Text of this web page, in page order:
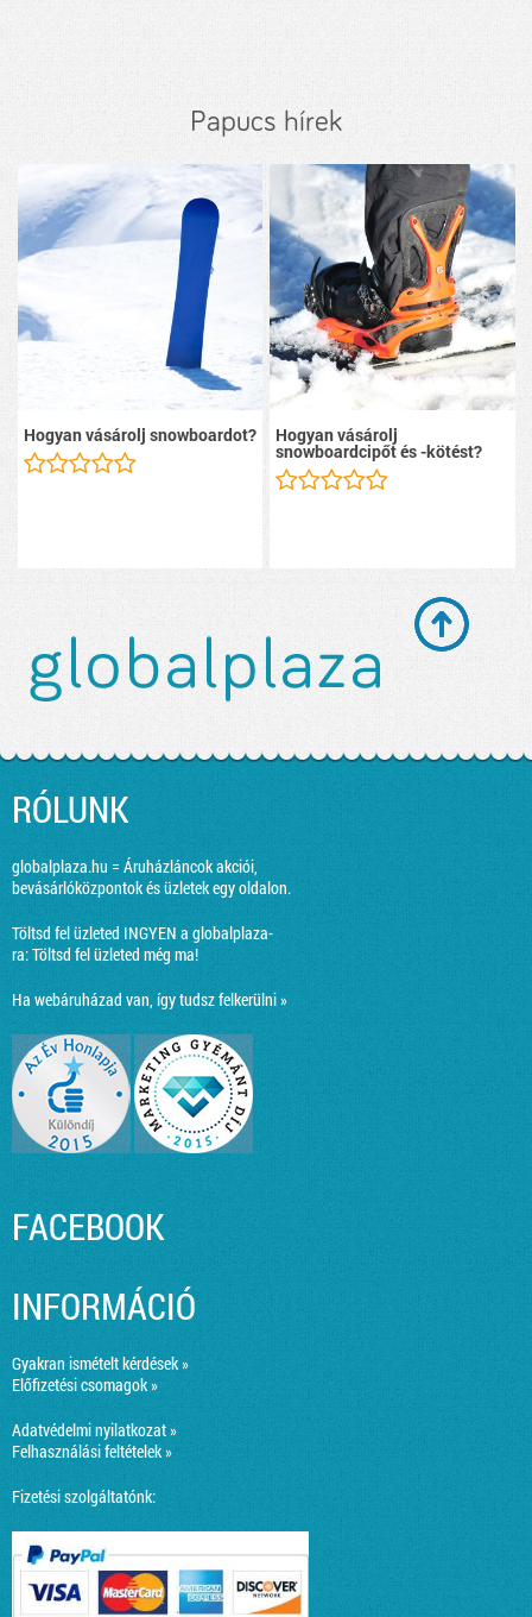
Papucs hírek
Hogyan vásárolj snowboardot? Hogyan vásárolj
snowboardcipőt és -kötést?
RÓLUNK
globalplaza.hu = Áruházláncok akciói,
bevásárlóközpontok és üzletek egy oldalon.
Töltsd fel üzleted INGYEN a globalplaza-
ra:Töltsd fel üzleted még ma!
Ha webáruházad van, így tudsz felkerülni »
FACEBOOK
INFORMÁCIÓ
Gyakran ismételt kérdések »
Előfizetési csomagok »
Adatvédelmi nyilatkozat »
Felhasználási feltételek »
Fizetési szolgáltatónk: